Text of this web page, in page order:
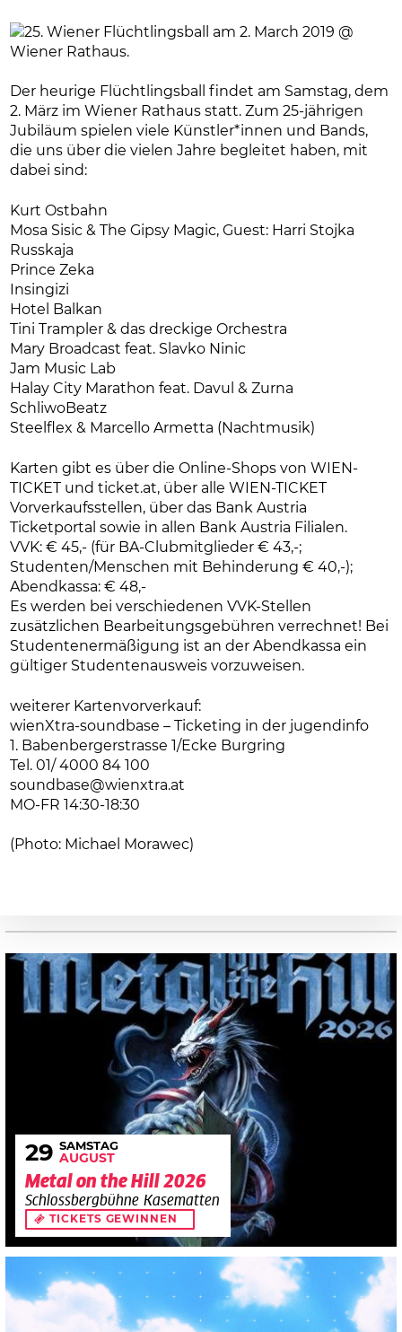
Der heurige Flüchtlingsball findet am Samstag, dem
2. März im Wiener Rathaus statt. Zum 25-jährigen
Jubiläum spielen viele Künstler*innen und Bands,
die uns über die vielen Jahre begleitet haben, mit
dabei sind:
Kurt Ostbahn
Mosa Sisic & The Gipsy Magic, Guest: Harri Stojka
Russkaja
Prince Zeka
Insingizi
Hotel Balkan
Tini Trampler & das dreckige Orchestra
Mary Broadcast feat. Slavko Ninic
Jam Music Lab
Halay City Marathon feat. Davul & Zurna
SchliwoBeatz
Steelflex & Marcello Armetta (Nachtmusik)
Karten gibt es über die Online-Shops von WIEN-
TICKET und ticket.at, über alle WIEN-TICKET
Vorverkaufsstellen, über das Bank Austria
Ticketportal sowie in allen Bank Austria Filialen.
VVK: € 45,- (für BA-Clubmitglieder € 43,-;
Studenten/Menschen mit Behinderung € 40,-);
Abendkassa: € 48,-
Es werden bei verschiedenen VVK-Stellen
zusätzlichen Bearbeitungsgebühren verrechnet! Bei
Studentenermäßigung ist an der Abendkassa ein
gültiger Studentenausweis vorzuweisen.
weiterer Kartenvorverkauf:
wienXtra-soundbase – Ticketing in der jugendinfo
1. Babenbergerstrasse 1/Ecke Burgring
Tel. 01/ 4000 84 100
soundbase@wienxtra.at
MO-FR 14:30-18:30
(Photo: Michael Morawec)
29 SAMSTAG
AUGUST
Metal on the Hill 2026
Schlossbergbühne Kasematten
TICKETS GEWINNEN